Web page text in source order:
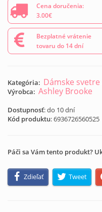
Cena doručenia:
3.00€
Bezplatné vrátenie
tovaru do 14 dní
Kategória: Dámske
Výrobca: Ashley Brooke
Dostupnosť: do 10 dní
Kód produktu:6936726560525
Páči sa Vám tento produkt?
Zdieľať Tweet